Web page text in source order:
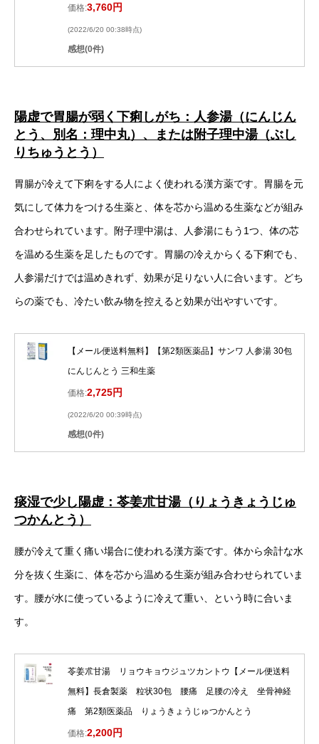
価格:3,760円
(2022/6/20 00:38時点)
感想(0件)
陽虚で胃腸が弱く下痢しがち：人参湯（にんじん
とう、別名：理中丸）、または附子理中湯（ぶし
りちゅうとう）
胃腸が冷えて下痢をする人によく使われる漢方薬です。胃腸を元
気にして体力をつける生薬と、体を芯から温める生薬などが組み
合わせられています。附子理中湯は、人参湯にもう1つ、体の芯
を温める生薬を足したものです。胃腸の冷えからくる下痢でも、
人参湯だけでは温めきれず、効果が足りない人に合います。どち
らの薬でも、冷たい飲み物を控えると効果が出やすいです。
【メール便送料無料】【第2類医薬品】サンワ 人参湯 30包
にんじんとう 三和生薬
価格:2,725円
(2022/6/20 00:39時点)
感想(0件)
痰湿で少し陽虚：苓姜朮甘湯（りょうきょうじゅ
つかんとう）
腰が冷えて重く痛い場合に使われる漢方薬です。体から余計な水
分を抜く生薬に、体を芯から温める生薬が組み合わせられていま
す。腰が水に使っているように冷えて重い、という時に合いま
す。
苓姜朮甘湯 リョウキョウジュツカントウ【メール便送料
無料】長倉製薬 粒状30包 腰痛 足腰の冷え 坐骨神経
痛 第2類医薬品 りょうきょうじゅつかんとう
価格:2,200円